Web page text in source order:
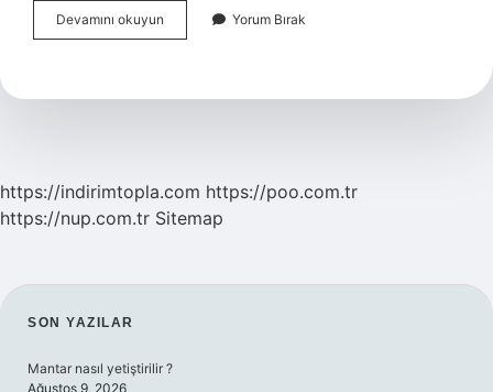
Devamını okuyun
Sineği
Nasıl
Yorum Bırak
https://indirimtopla.com https://poo.com.tr
https://nup.com.tr Sitemap
SIDEBAR
SON YAZILAR
Mantar nasıl yetiştirilir ?
Ağustos 9, 2026